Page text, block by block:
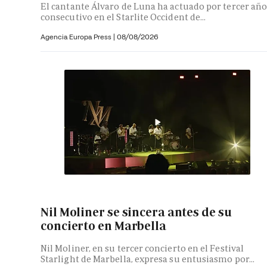
El cantante Álvaro de Luna ha actuado por tercer año
consecutivo en el Starlite Occident de...
Agencia Europa Press | 08/08/2026
Nil Moliner se sincera antes de su
concierto en Marbella
Nil Moliner, en su tercer concierto en el Festival
Starlight de Marbella, expresa su entusiasmo por...